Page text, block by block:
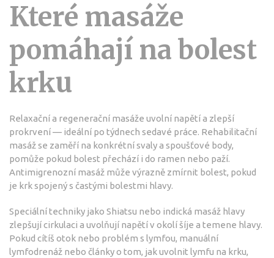
Které masáže
pomáhají na bolest
krku
Relaxační a regenerační masáže uvolní napětí a zlepší
prokrvení — ideální po týdnech sedavé práce. Rehabilitační
masáž se zaměří na konkrétní svaly a spoušťové body,
pomůže pokud bolest přechází i do ramen nebo paží.
Antimigrenozní masáž může výrazně zmírnit bolest, pokud
je krk spojený s častými bolestmi hlavy.
Speciální techniky jako Shiatsu nebo indická masáž hlavy
zlepšují cirkulaci a uvolňují napětí v okolí šíje a temene hlavy.
Pokud cítíš otok nebo problém s lymfou, manuální
lymfodrenáž nebo články o tom, jak uvolnit lymfu na krku,